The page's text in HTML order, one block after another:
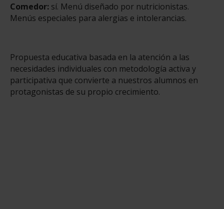
Comedor: sí. Menú diseñado por nutricionistas.
Menús especiales para alergias e intolerancias.
Propuesta educativa basada en la atención a las
necesidades individuales con metodología activa y
participativa que convierte a nuestros alumnos en
protagonistas de su propio crecimiento.